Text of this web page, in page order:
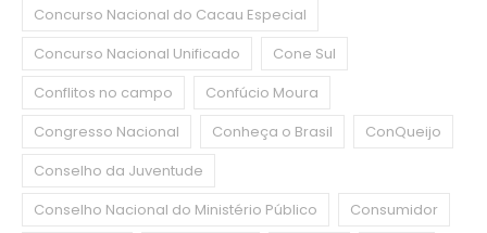
Concurso Nacional do Cacau Especial
Concurso Nacional Unificado
Cone Sul
Conflitos no campo
Confúcio Moura
Congresso Nacional
Conheça o Brasil
ConQueijo
Conselho da Juventude
Conselho Nacional do Ministério Público
Consumidor